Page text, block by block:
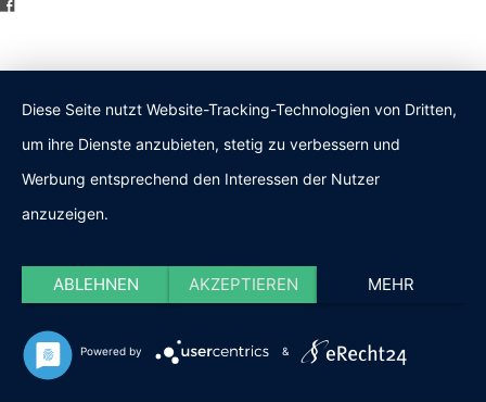
Diese Seite nutzt Website-Tracking-Technologien von Dritten,
um ihre Dienste anzubieten, stetig zu verbessern und
Werbung entsprechend den Interessen der Nutzer
anzuzeigen.
ABLEHNEN AKZEPTIEREN MEHR
Powered by &